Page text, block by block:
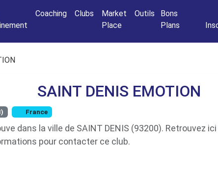
Coaching Clubs
Market
Place
Outils
Bons
Plans
SAINT DENIS EMOTION
France
dans la ville de SAINT DENIS (93200). Retrouvez
pour contacter ce club.